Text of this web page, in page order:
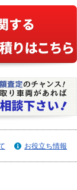
お役立ち情報